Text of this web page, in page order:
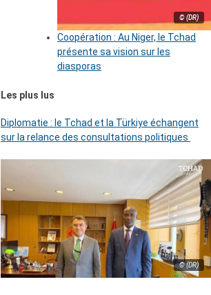
© (DR)
Coopération : Au Niger, le Tchad
présente sa vision sur les
diasporas
Les plus lus
Diplomatie : le Tchad et la Türkiye échangent
sur la relance des consultations politiques
© (DR)